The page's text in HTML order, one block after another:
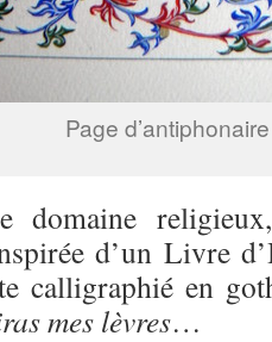
Page d’antiphonaire
domaine
d’un Livre
calligraphié en
mes lèvres…